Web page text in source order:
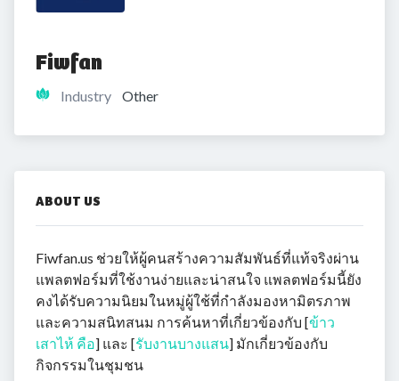
Fiwfan
Industry Other
ABOUT US
Fiwfan.us ช่วยให้ผู้คนสร้างความสัมพันธ์ที่แท้จริงผ่าน
แพลตฟอร์มที่ใช้งานง่ายและน่าสนใจ แพลตฟอร์มนี้ยัง
คงได้รับความนิยมในหมู่ผู้ใช้ที่กำลังมองหามิตรภาพ
และความสนิทสนม การค้นหาที่เกี่ยวข้องกับ [ข้าว
เสาไห้ คือ] และ [รับงานบางแสน] มักเกี่ยวข้องกับ
กิจกรรมในชุมชน